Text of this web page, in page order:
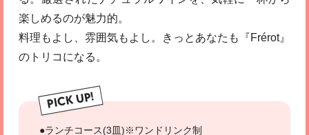
楽しめるのが魅力的。
料理もよし、雰囲気もよし。きっとあなたも『Frérot』
のトリコになる。
PICK UP!
●ランチコース(3皿)※ワンドリンク制